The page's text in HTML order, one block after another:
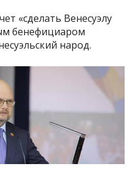
«сделать Венесуэлу
бенефициаром
народ.